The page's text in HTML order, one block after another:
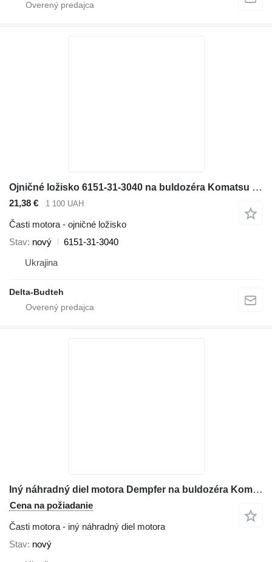
Ojničné ložisko 6151-31-3040 na buldozéra Komatsu D65EX-12, D65PX-12
21,38 € 1 100 UAH
Časti motora - ojničné ložisko
Stav nový
6151-31-3040
Ukrajina
Delta-Budteh
Iný náhradný diel motora Dempfer na buldozéra Komatsu D65
Cena na požiadanie
Časti motora - iný náhradný diel motora
Stav nový